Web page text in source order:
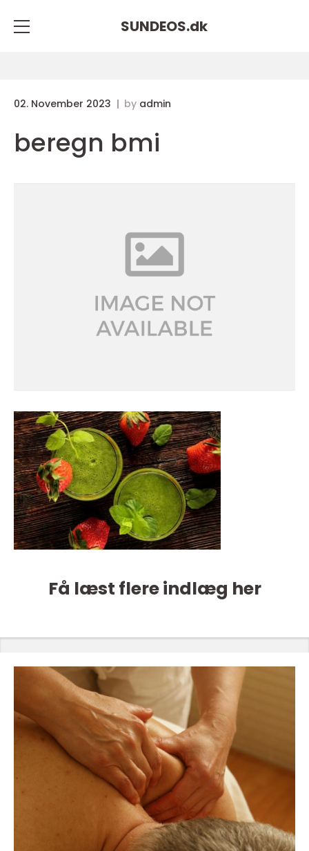
SUNDEOS.dk
02. November 2023 by admin
beregn bmi
Få læst flere indlæg her